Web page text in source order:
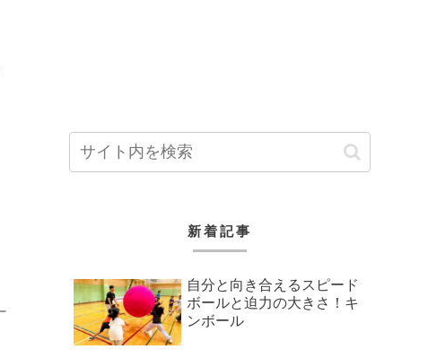
新着記事
自分と向き合えるスピード
ボールと迫力の大きさ！キ
ンボール